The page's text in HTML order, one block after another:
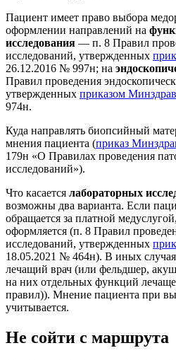
Пациент имеет право выбора
оформлении направлений на
исследования — п. 8 Правил
исследований, утвержденных
26.12.2016 № 997н; на
Правил проведения
утвержденных приказом
974н.
Куда направлять биопсийный
мнения пациента (приказ
179н «О Правилах проведения
исследований»).
Что касается лабораторных
возможны два варианта. Если
обращается за платной
оформляется (п. 8 Правил
исследований, утвержденных
18.05.2021 № 464н). В иных
лечащий врач (или фельдшер,
на них отдельных функций
правил)). Мнение пациента при
учитывается.
Не сойти с маршрута